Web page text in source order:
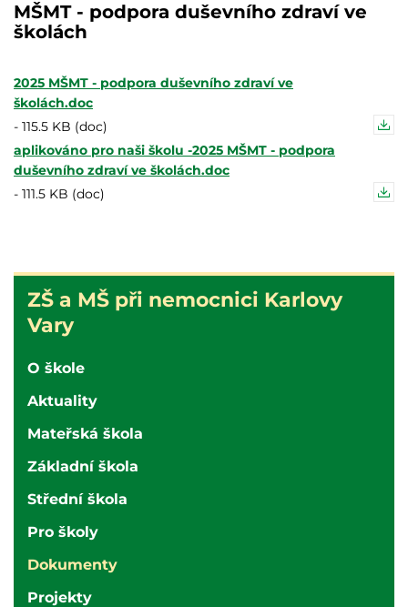
ZŠ
a
MŠ
při
nemocnici
Karlovy
Vary
ZŠ a MŠ při nemocnici Karlovy
Vary
O škole
Aktuality
Mateřská škola
Základní škola
Střední škola
Pro školy
Dokumenty
Projekty
MŠMT - podpora duševního zdraví ve
školách
2025 MŠMT - podpora duševního zdraví ve
školách.doc
- 115.5 KB (doc)
aplikováno pro naši školu -2025 MŠMT - podpora
duševního zdraví ve školách.doc
- 111.5 KB (doc)